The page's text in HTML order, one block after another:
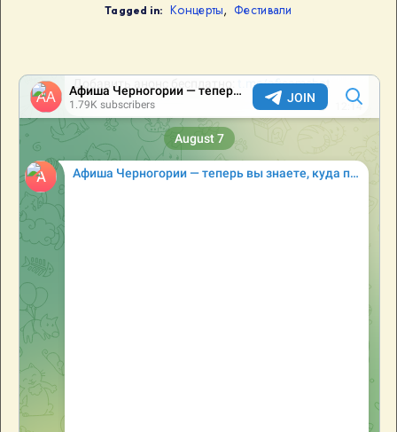
Tagged in: Концерты, Фестивали